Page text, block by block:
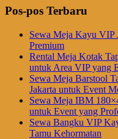
Pos-pos Terbaru
Sewa Meja Kayu VIP
Premium
Rental Meja Kotak
untuk Area VIP yang
Sewa Meja Barstool
Jakarta untuk Event
Sewa Meja IBM
untuk Event yang
Sewa Bangku VIP
Tamu Kehormatan